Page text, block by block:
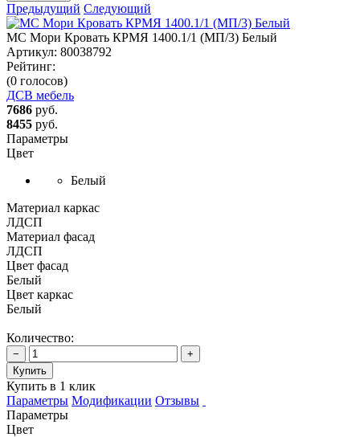
Предыдущий Следующий
МС Мори Кровать КРМЯ 1400.1/1 (МП/3) Белый
Артикул: 80038792
Рейтинг:
(0 голосов)
ДСВ мебель
7686 руб.
8455 руб.
Параметры
Цвет
Белый
Материал каркас
ЛДСП
Материал фасад
ЛДСП
Цвет фасад
Белый
Цвет каркас
Белый
Количество:
−
+
Купить
Купить в 1 клик
Параметры Модификации Отзывы
Параметры
Цвет